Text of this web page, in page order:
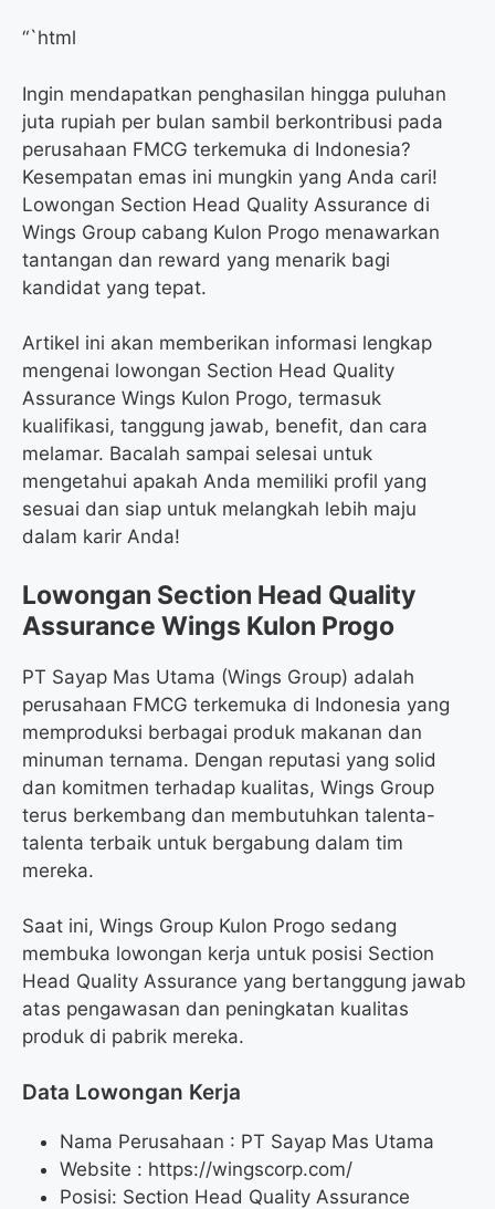
“`html
Ingin mendapatkan penghasilan hingga puluhan
juta rupiah per bulan sambil berkontribusi pada
perusahaan FMCG terkemuka di Indonesia?
Kesempatan emas ini mungkin yang Anda cari!
Lowongan Section Head Quality Assurance di
Wings Group cabang Kulon Progo menawarkan
tantangan dan reward yang menarik bagi
kandidat yang tepat.
Artikel ini akan memberikan informasi lengkap
mengenai lowongan Section Head Quality
Assurance Wings Kulon Progo, termasuk
kualifikasi, tanggung jawab, benefit, dan cara
melamar. Bacalah sampai selesai untuk
mengetahui apakah Anda memiliki profil yang
sesuai dan siap untuk melangkah lebih maju
dalam karir Anda!
Lowongan Section Head Quality
Assurance Wings Kulon Progo
PT Sayap Mas Utama (Wings Group) adalah
perusahaan FMCG terkemuka di Indonesia yang
memproduksi berbagai produk makanan dan
minuman ternama. Dengan reputasi yang solid
dan komitmen terhadap kualitas, Wings Group
terus berkembang dan membutuhkan talenta-
talenta terbaik untuk bergabung dalam tim
mereka.
Saat ini, Wings Group Kulon Progo sedang
membuka lowongan kerja untuk posisi Section
Head Quality Assurance yang bertanggung jawab
atas pengawasan dan peningkatan kualitas
produk di pabrik mereka.
Data Lowongan Kerja
Nama Perusahaan : PT Sayap Mas Utama
Website : https://wingscorp.com/
Posisi: Section Head Quality Assurance